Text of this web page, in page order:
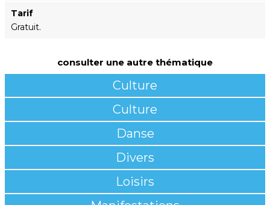
Tarif
Gratuit.
consulter une autre thématique
Culture
Culture
Danse
Divers
Loisirs